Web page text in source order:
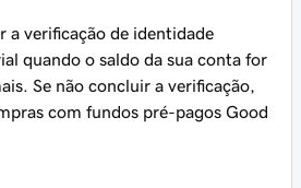
a verificação de identidade
quando o saldo da sua conta for
Se não concluir a verificação,
com fundos pré-pagos Good